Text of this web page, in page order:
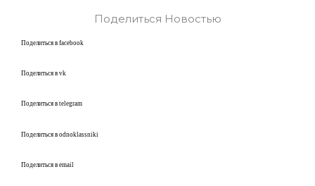
Поделиться Новостью
Поделиться в facebook
Поделиться в vk
Поделиться в telegram
Поделиться в odnoklassniki
Поделиться в email